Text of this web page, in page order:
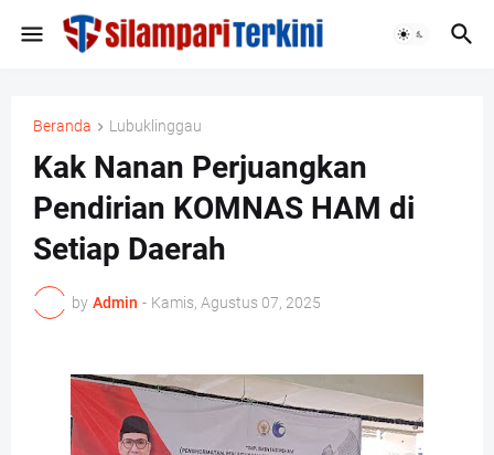
Beranda Lubuklinggau
Kak Nanan Perjuangkan
Pendirian KOMNAS HAM di
Setiap Daerah
by Admin - Kamis, Agustus 07, 2025